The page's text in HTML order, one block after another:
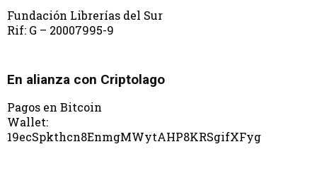
Fundación Librerías del Sur
Rif: G – 20007995-9
En alianza con Criptolago
Pagos en Bitcoin
Wallet:
19ecSpkthcn8EnmgMWytAHP8KRSgifXFyg